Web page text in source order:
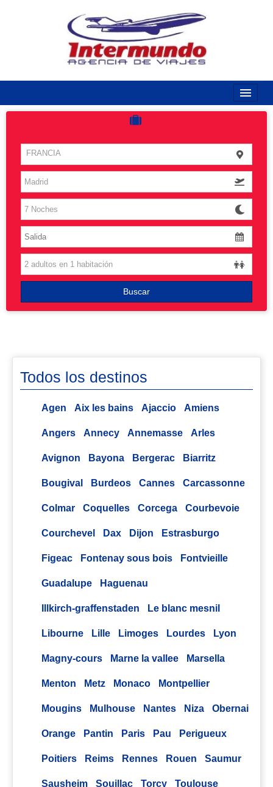
Costas
Vuelos
Islas
Caribe
Grandes Viajes
FRANCIA
Buscar
Todos los destinos
Agen Aix les bains Ajaccio Amiens
Angers Annecy Annemasse Arles
Avignon Bayona Bergerac Biarritz
Bougival Burdeos Cannes Carcassonne
Colmar Coquelles Corcega Courbevoie
Courchevel Dax Dijon Estrasburgo
Figeac Fontenay sous bois Fontvieille
Guadalupe Haguenau
Illkirch-graffenstaden Le blanc mesnil
Libourne Lille Limoges Lourdes Lyon
Magny-cours Marne la vallee Marsella
Menton Metz Monaco Montpellier
Mougins Mulhouse Nantes Niza Obernai
Orange Pantin Paris Pau Perigueux
Poitiers Reims Rennes Rouen Saumur
Sausheim Souillac Torcy Toulouse